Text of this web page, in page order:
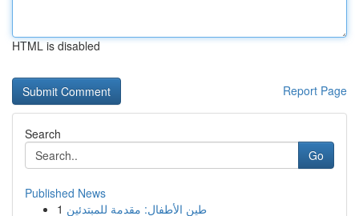
HTML is disabled
Report Page
Search
Go
Published News
1 طين الأطفال: مقدمة للمبتدئين